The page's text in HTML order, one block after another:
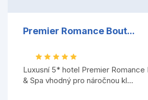
Premier Romance Bout...
Luxusní 5* hotel Premier Romance
& Spa vhodný pro náročnou kl...